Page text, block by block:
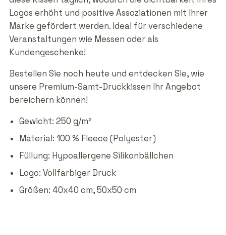
Logos erhöht und positive Assoziationen mit Ihrer
Marke gefördert werden. Ideal für verschiedene
Veranstaltungen wie Messen oder als
Kundengeschenke!
Bestellen Sie noch heute und entdecken Sie, wie
unsere Premium-Samt-Druckkissen Ihr Angebot
bereichern können!
Gewicht: 250 g/m²
Material: 100 % Fleece (Polyester)
Füllung: Hypoallergene Silikonbällchen
Logo: Vollfarbiger Druck
Größen: 40x40 cm, 50x50 cm